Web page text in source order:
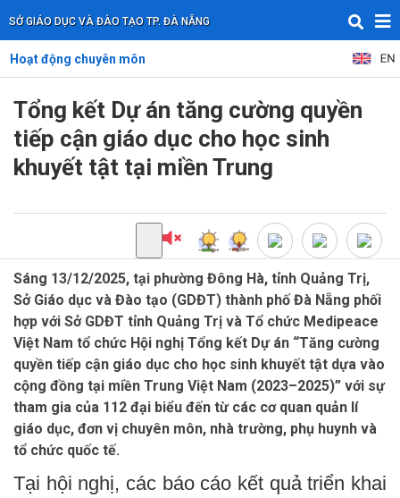
SỞ GIÁO DỤC VÀ ĐÀO TẠO TP. ĐÀ NẴNG
Hoạt động chuyên môn
Tổng kết Dự án tăng cường quyền
tiếp cận giáo dục cho học sinh
khuyết tật tại miền Trung
Sáng 13/12/2025, tại phường Đông Hà, tỉnh Quảng Trị,
Sở Giáo dục và Đào tạo (GDĐT) thành phố Đà Nẵng phối
hợp với Sở GDĐT tỉnh Quảng Trị và Tổ chức Medipeace
Việt Nam tổ chức Hội nghị Tổng kết Dự án “Tăng cường
quyền tiếp cận giáo dục cho học sinh khuyết tật dựa vào
cộng đồng tại miền Trung Việt Nam (2023–2025)” với sự
tham gia của 112 đại biểu đến từ các cơ quan quản lí
giáo dục, đơn vị chuyên môn, nhà trường, phụ huynh và
tổ chức quốc tế.
Tại hội nghị, các báo cáo kết quả triển khai